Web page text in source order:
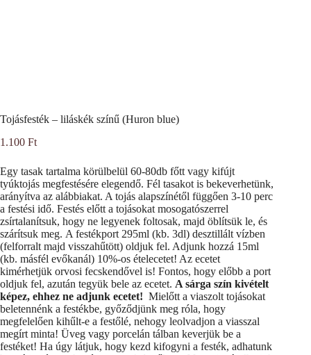
Tojásfesték – liláskék színű (Huron blue)
1.100 Ft
Egy tasak tartalma körülbelül 60-80db főtt vagy kifújt
tyúktojás megfestésére elegendő. Fél tasakot is bekeverhetünk,
arányítva az alábbiakat. A tojás alapszínétől függően 3-10 perc
a festési idő. Festés előtt a tojásokat mosogatószerrel
zsírtalanítsuk, hogy ne legyenek foltosak, majd öblítsük le, és
szárítsuk meg. A festékport 295ml (kb. 3dl) desztillált vízben
(felforralt majd visszahűtött) oldjuk fel. Adjunk hozzá 15ml
(kb. másfél evőkanál) 10%-os ételecetet! Az ecetet
kimérhetjük orvosi fecskendővel is! Fontos, hogy előbb a port
oldjuk fel, azután tegyük bele az ecetet. A sárga szín kivételt
képez, ehhez ne adjunk ecetet! Mielőtt a viaszolt tojásokat
beletennénk a festékbe, győződjünk meg róla, hogy
megfelelően kihűlt-e a festőlé, nehogy leolvadjon a viasszal
megírt minta! Üveg vagy porcelán tálban keverjük be a
festéket! Ha úgy látjuk, hogy kezd kifogyni a festék, adhatunk